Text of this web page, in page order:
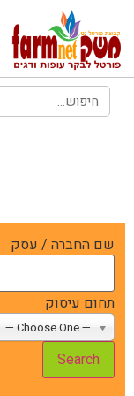
שם החברה / עסק
תחום עיסוק
— Choose One —